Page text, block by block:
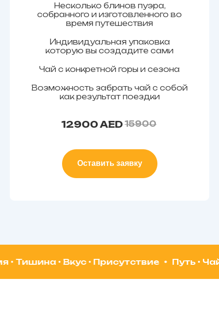
Несколько блинов пуэра,
собранного и изготовленного во
время путешествия
Индивидуальная упаковка
которую вы создадите сами
Чай с конкретной горы и сезона
Возможность забрать чай с собой
как результат поездки
12900 AED 15900
Оставить заявку
• Вкус • Присутствие Путь • Чай •